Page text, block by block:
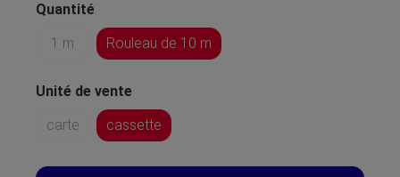
Quantité
1 m
Rouleau de 10 m
Unité de vente
carte
cassette